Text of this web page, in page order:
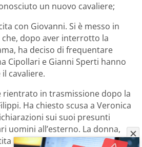
un nuovo cavaliere;
con Giovanni. Si è messo in
che, dopo aver interrotto la
ha deciso di frequentare
Cipollari e Gianni Sperti hanno
cavaliere.
rientrato in trasmissione dopo la
Ha chiesto scusa a Veronica
sui suoi presunti
uomini all’esterno. La donna,
non ha accettato le scuse.